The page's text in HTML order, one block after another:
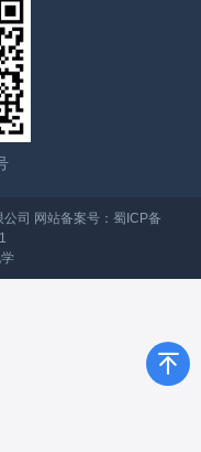
司 网站备案号： 蜀ICP备